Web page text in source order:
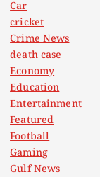
Car
cricket
Crime News
death case
Economy
Education
Entertainment
Featured
Football
Gaming
Gulf News